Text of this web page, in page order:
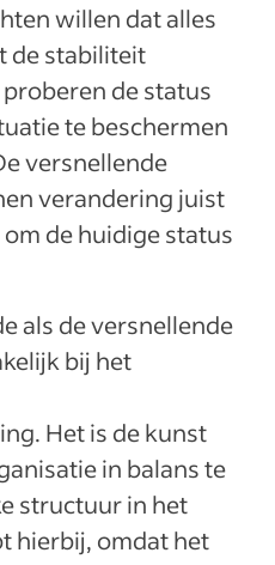
willen dat alles
de stabiliteit
de status
te beschermen
versnellende
verandering juist
de huidige status
als de versnellende
bij het
Het is de kunst
in balans te
structuur in het
hierbij, omdat het